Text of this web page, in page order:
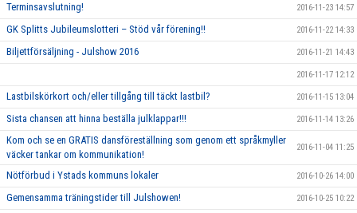
Terminsavslutning! 2016-11-23 14:57
GK Splitts Jubileumslotteri – Stöd vår förening!! 2016-11-22 14:33
Biljettförsäljning - Julshow 2016 2016-11-21 14:43
2016-11-17 12:12
Lastbilskörkort och/eller tillgång till täckt lastbil? 2016-11-15 13:04
Sista chansen att hinna beställa julklappar!!! 2016-11-14 13:26
Kom och se en GRATIS dansföreställning som genom ett språkmyller
väcker tankar om kommunikation!
2016-11-04 11:25
Nötförbud i Ystads kommuns lokaler 2016-10-26 14:00
Gemensamma träningstider till Julshowen! 2016-10-25 10:22